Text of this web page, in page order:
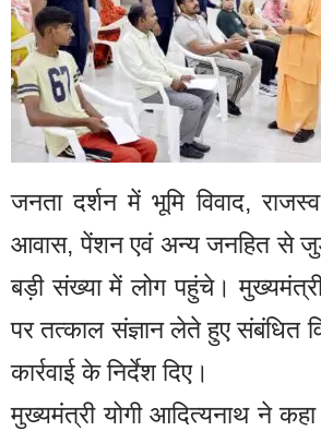
जनता दर्शन में भूमि विवाद,
आवास, पेंशन एवं अन्य जनहित से
बड़ी संख्या में लोग पहुंचे।
पर तत्काल संज्ञान लेते हुए संबंधित
कार्रवाई के निर्देश दिए।
मुख्यमंत्री योगी आदित्यनाथ ने